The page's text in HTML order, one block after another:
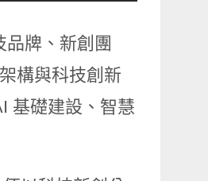
牌、新創團
構與科技創新
基礎建設、智慧